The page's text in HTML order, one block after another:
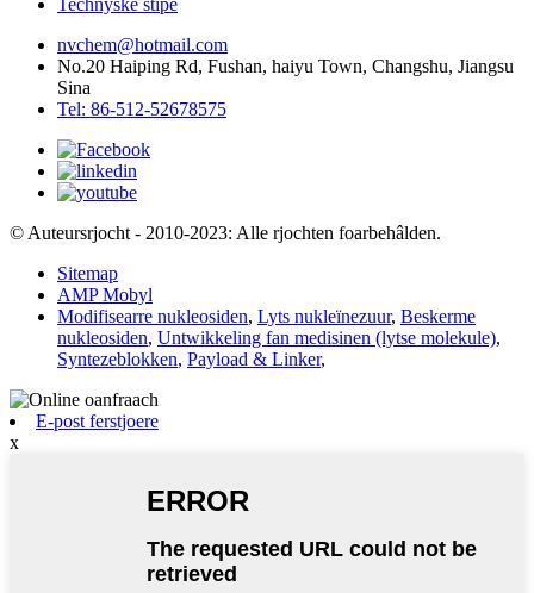
Technyske stipe
nvchem@hotmail.com
No.20 Haiping Rd, Fushan, haiyu Town, Changshu, Jiangsu
Sina
Tel: 86-512-52678575
© Auteursrjocht - 2010-2023: Alle rjochten foarbehâlden.
Sitemap
AMP Mobyl
Modifisearre nukleosiden, Lyts nukleïnezuur, Beskerme
nukleosiden, Untwikkeling fan medisinen (lytse molekule),
Syntezeblokken, Payload & Linker,
E-post ferstjoere
x